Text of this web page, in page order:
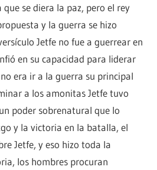
se diera la paz, pero el rey
y la guerra se hizo
Jetfe no fue a guerrear en
en su capacidad para liderar
era ir a la guerra su principal
a los amonitas Jetfe tuvo
poder sobrenatural que lo
y la victoria en la batalla, el
Jetfe, y eso hizo toda la
los hombres procuran